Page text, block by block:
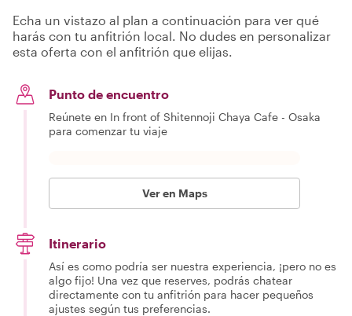
Echa un vistazo al plan a continuación para ver qué
harás con tu anfitrión local. No dudes en personalizar
esta oferta con el anfitrión que elijas.
Punto de encuentro
Reúnete en In front of Shitennoji Chaya Cafe - Osaka
para comenzar tu viaje
Ver en Maps
Itinerario
Así es como podría ser nuestra experiencia, ¡pero no es
algo fijo! Una vez que reserves, podrás chatear
directamente con tu anfitrión para hacer pequeños
ajustes según tus preferencias.